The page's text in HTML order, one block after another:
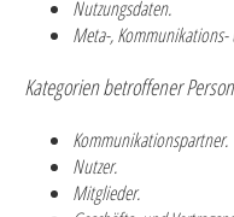
Nutzungsdaten.
Meta-,
Kategorien betroffener
Kommunikationspartner.
Nutzer.
Mitglieder.